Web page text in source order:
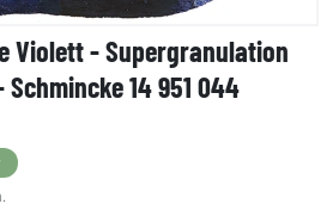
Violett - Supergranulation
14 951 044